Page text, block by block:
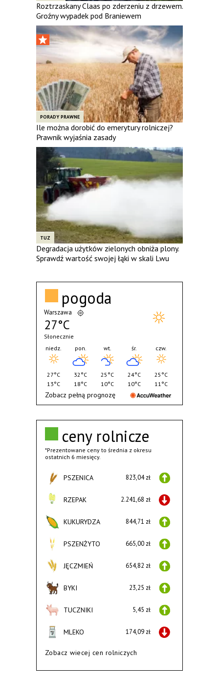
Roztrzaskany Claas po zderzeniu z drzewem.
Groźny wypadek pod Braniewem
PORADY PRAWNE
Ile można dorobić do emerytury rolniczej?
Prawnik wyjaśnia zasady
TUZ
Degradacja użytków zielonych obniża plony.
Sprawdź wartość swojej łąki w skali Lwu
ceny rolnicze
*Prezentowane ceny to średnia z okresu
ostatnich 6 miesięcy.
PSZENICA 823,04 zł
RZEPAK 2.241,68 zł
KUKURYDZA 844,71 zł
PSZENŻYTO 665,00 zł
JĘCZMIEŃ 654,82 zł
BYKI 23,25 zł
TUCZNIKI 5,45 zł
MLEKO 174,09 zł
Zobacz wiecej cen rolniczych
pogoda
Warszawa
27°C
Słonecznie
niedz.
27°C
13°C
pon.
32°C
18°C
wt.
25°C
10°C
śr.
24°C
10°C
czw.
25°C
11°C
Zobacz pełną prognozę